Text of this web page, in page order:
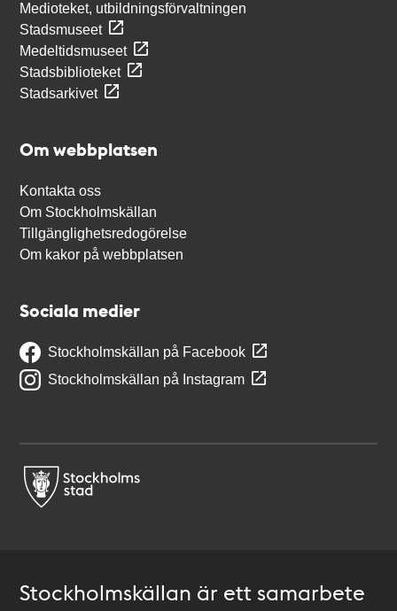
Medioteket, utbildningsförvaltningen
Stadsmuseet
Medeltidsmuseet
Stadsbiblioteket
Stadsarkivet
Om webbplatsen
Kontakta oss
Om Stockholmskällan
Tillgänglighetsredogörelse
Om kakor på webbplatsen
Sociala medier
Stockholmskällan på Facebook
Stockholmskällan på Instagram
Stockholmskällan är ett samarbete